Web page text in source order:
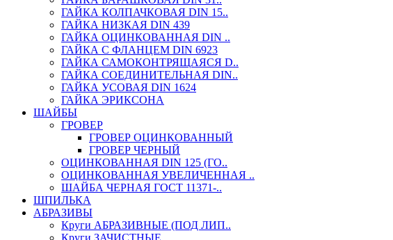
ГАЙКА КОЛПАЧКОВАЯ DIN 15..
ГАЙКА НИЗКАЯ DIN 439
ГАЙКА ОЦИНКОВАННАЯ DIN ..
ГАЙКА С ФЛАНЦЕМ DIN 6923
ГАЙКА САМОКОНТРЯЩАЯСЯ D..
ГАЙКА СОЕДИНИТЕЛЬНАЯ DIN..
ГАЙКА УСОВАЯ DIN 1624
ГАЙКА ЭРИКСОНА
ШАЙБЫ
ГРОВЕР
ГРОВЕР ОЦИНКОВАННЫЙ
ГРОВЕР ЧЕРНЫЙ
ОЦИНКОВАННАЯ DIN 125 (ГО..
ОЦИНКОВАННАЯ УВЕЛИЧЕННАЯ ..
ШАЙБА ЧЕРНАЯ ГОСТ 11371-..
ШПИЛЬКА
АБРАЗИВЫ
Круги АБРАЗИВНЫЕ (ПОД ЛИП..
Круги ЗАЧИСТНЫЕ